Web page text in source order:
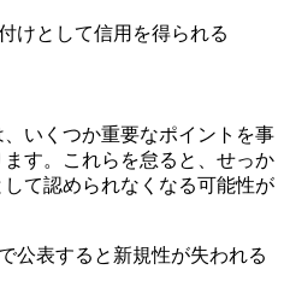
けとして信用を得られる
いくつか重要なポイントを事
す。これらを怠ると、せっか
て認められなくなる可能性が
公表すると新規性が失われる